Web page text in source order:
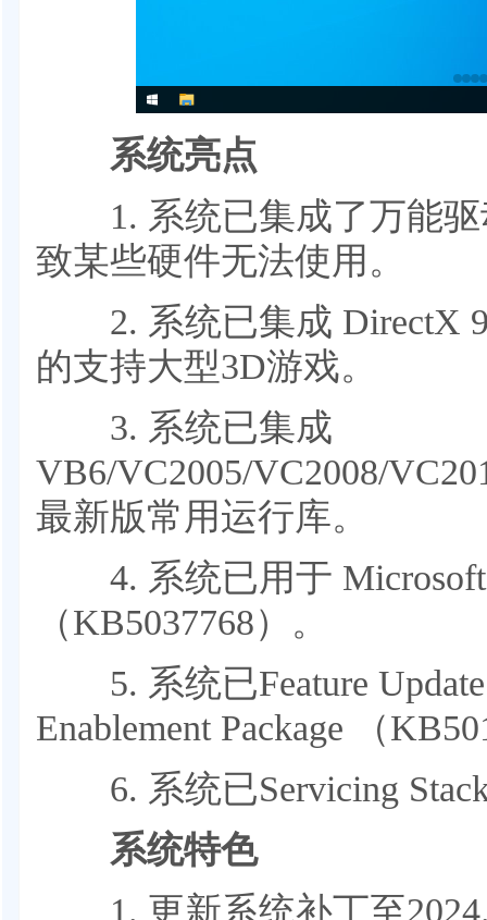
系统亮点
1. 系统已集成了万能驱
致某些硬件无法使用。
2. 系统已集成 DirectX
的支持大型3D游戏。
3. 系统已集成
VB6/VC2005/VC2008/
最新版常用运行库。
4. 系统已用于 Microsoft
（KB5037768）。
5. 系统已Feature Update
Enablement Package （
6. 系统已Servicing Stack
系统特色
1. 更新系统补丁至